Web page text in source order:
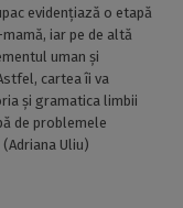
evidenţiază o etapă
iar pe de altă
uman şi
cartea îi va
şi gramatica limbii
de problemele
Uliu)